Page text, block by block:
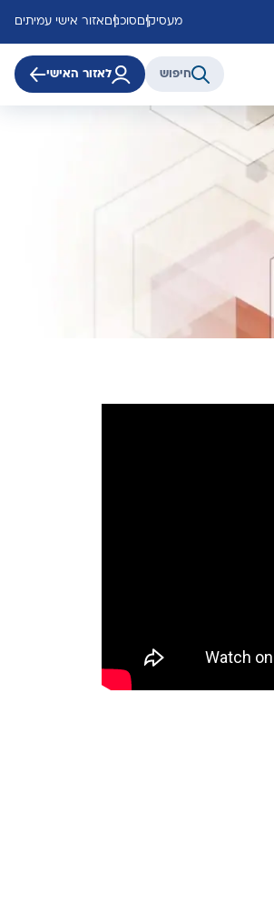
מעסיקים סוכנים אזור אישי עמיתים
חיפוש לאזור האישי